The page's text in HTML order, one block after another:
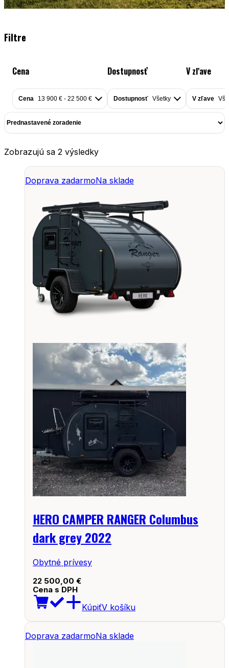
Filtre
Cena
Cena 13 900 € - 22 500 €
Dostupnosť
Dostupnosť Všetky
V zľave
V zľave
Zobrazujú sa 2 výsledky
Doprava zadarmoNa sklade
HERO CAMPER RANGER Columbus
dark grey 2022
Obytné prívesy
22 500,00 €
Cena s DPH
KúpiťV košíku
Doprava zadarmoNa sklade